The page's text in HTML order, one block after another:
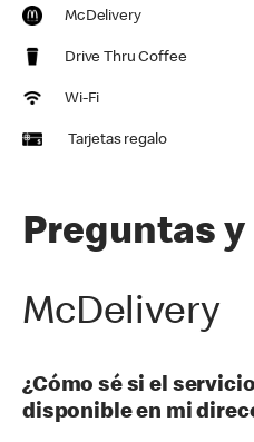
McDelivery
Drive Thru Coffee
Wi-Fi
Tarjetas regalo
Preguntas
McDelivery
¿Cómo sé si el
disponible en mi